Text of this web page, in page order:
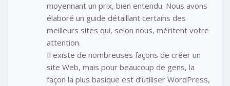
moyennant un prix, bien entendu. Nous avons
élaboré un guide détaillant certains des
meilleurs sites qui, selon nous, méritent votre
attention.
Il existe de nombreuses façons de créer un
site Web, mais pour beaucoup de gens, la
façon la plus basique est d’utiliser WordPress,